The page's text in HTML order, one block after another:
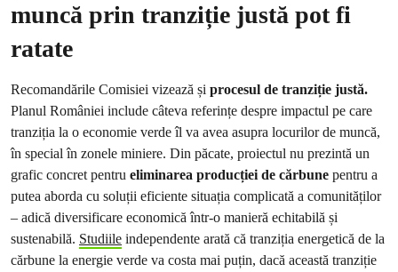
muncă prin tranziție justă pot fi
ratate
Recomandările Comisiei vizează și procesul de tranziție justă.
Planul României include câteva referințe despre impactul pe care
tranziția la o economie verde îl va avea asupra locurilor de muncă,
în special în zonele miniere. Din păcate, proiectul nu prezintă un
grafic concret pentru eliminarea producției de cărbune pentru a
putea aborda cu soluții eficiente situația complicată a comunităților
– adică diversificare economică într-o manieră echitabilă și
sustenabilă. Studiile independente arată că tranziția energetică de la
cărbune la energie verde va costa mai puțin, dacă această tranziție